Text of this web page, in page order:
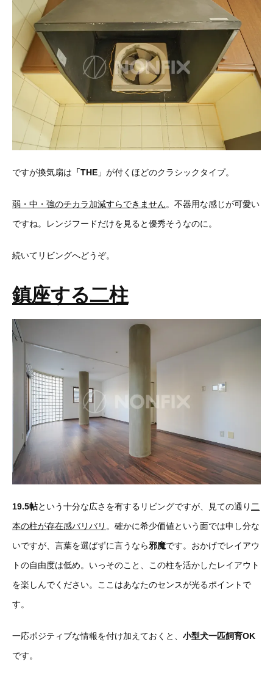
ですが換気扇は 「THE 」が付くほどのクラシックタイプ。
弱・中・強のチカラ加減すらできません。不器用な感じが可愛い
ですね。レンジフードだけを見ると優秀そうなのに。
続いてリビングへどうぞ。
鎮座する二柱
19.5帖という十分な広さを有するリビングですが、見ての通り二
本の柱が存在感バリバリ 。確かに希少価値という面では申し分な
いですが、言葉を選ばずに言うなら邪魔です。おかげでレイアウ
トの自由度は低め。いっそのこと、この柱を活かしたレイアウト
を楽しんでください。ここはあなたのセンスが光るポイントで
す。
一応ポジティブな情報を付け加えておくと、 小型犬一匹飼育OK
です。